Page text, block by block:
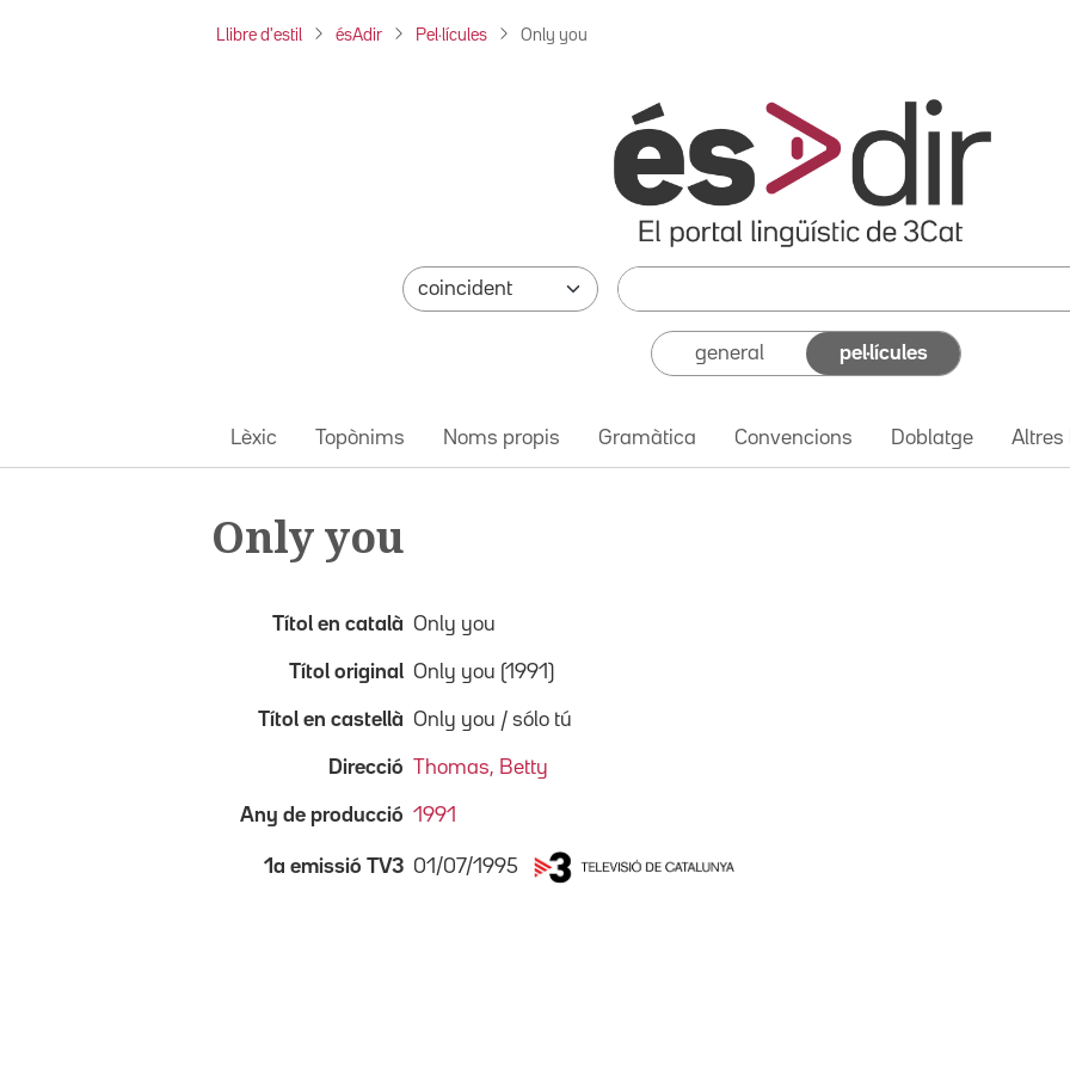
Llibre d'estil ésAdir Pel·lícules Only you
general pel·lícules
Lèxic Topònims Noms propis Gramàtica Convencions Doblatge Altres
Only you
Títol en català Only you
Títol original Only you (1991)
Títol en castellà Only you / sólo tú
Direcció Thomas, Betty
Any de producció 1991
1a emissió TV3 01/07/1995